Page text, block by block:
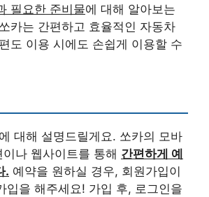
필요한 준비물에 대해 알아보는
카는 간편하고 효율적인 자동차
도 이용 시에도 손쉽게 이용할 수
대해 설명드릴게요. 쏘카의 모바
나 웹사이트를 통해 간편하게 예
. 예약을 원하실 경우, 회원가입이
입을 해주세요! 가입 후, 로그인을